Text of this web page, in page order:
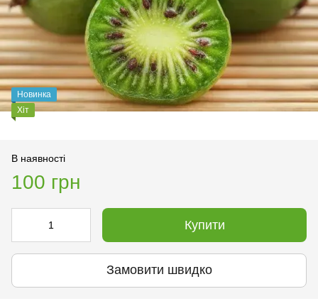
Новинка
Хіт
В наявності
100 грн
Купити
Замовити швидко